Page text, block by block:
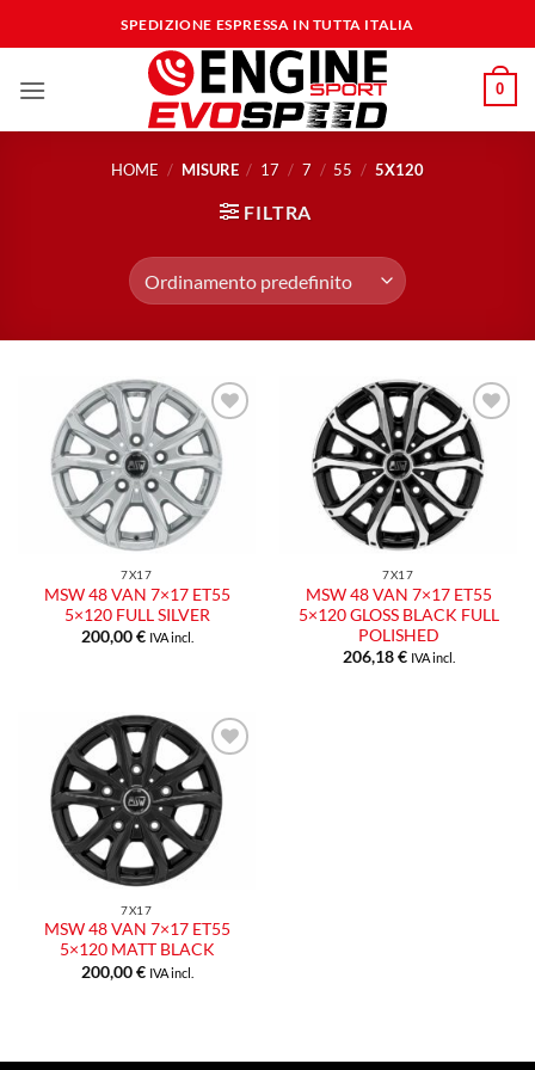
ai
SPEDIZIONE ESPRESSA IN TUTTA ITALIA
0
HOME / MISURE / 17 / 7 / 55 / 5X120
FILTRA
Aggiungi
alla lista
dei
desideri
7X17
MSW 48 VAN 7×17 ET55
5×120 FULL SILVER
200,00€ IVA incl.
Aggiungi
alla lista
dei
desideri
7X17
MSW 48 VAN 7×17 ET55
5×120 GLOSS BLACK FULL
POLISHED
206,18€ IVA incl.
Aggiungi
alla lista
dei
desideri
7X17
MSW 48 VAN 7×17 ET55
5×120 MATT BLACK
200,00€ IVA incl.